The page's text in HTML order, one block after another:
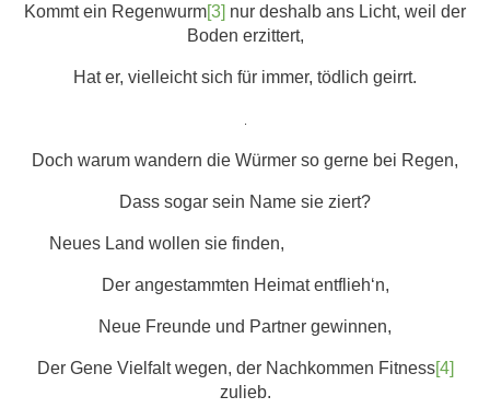
Kommt ein Regenwurm[3] nur deshalb ans Licht, weil der
Boden erzittert,
Hat er, vielleicht sich für immer, tödlich geirrt.
Doch warum wandern die Würmer so gerne bei Regen,
Dass sogar sein Name sie ziert?
Neues Land wollen sie finden,
Der angestammten Heimat entflieh‘n,
Neue Freunde und Partner gewinnen,
Der Gene Vielfalt wegen, der Nachkommen Fitness[4]
zulieb.